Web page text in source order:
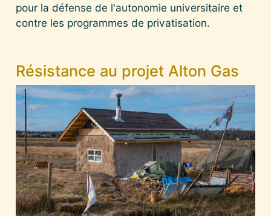
pour la défense de l'autonomie universitaire et
contre les programmes de privatisation.
Résistance au projet Alton Gas